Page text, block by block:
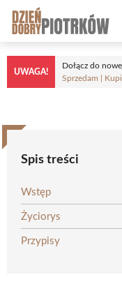
treści
UWAGA!
Dołącz do
Sprzedam |
Spis treści
Wstęp
Życiorys
Przypisy